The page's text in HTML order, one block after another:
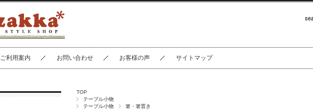
ご利用案内 お問い合わせ お客様の声 サイトマップ
TOP
テーブル小物
テーブル小物
箸・箸置き